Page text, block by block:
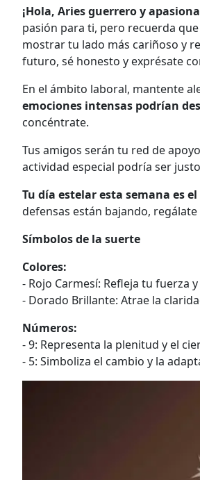
¡Hola, Aries guerrero y
pasión para ti, pero recuerda
mostrar tu lado más cariñoso y
futuro, sé honesto y exprésate
En el ámbito laboral, mantente
emociones intensas podrían
concéntrate.
Tus amigos serán tu red de
actividad especial podría ser
Tu día estelar esta semana es
defensas están bajando,
Símbolos de la suerte
Colores:
- Rojo Carmesí: Refleja tu fuerza
- Dorado Brillante: Atrae la
Números:
- 9: Representa la plenitud y el
- 5: Simboliza el cambio y la